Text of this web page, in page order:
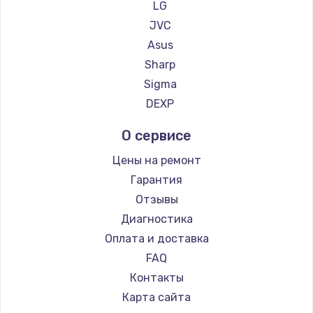
LG
JVC
Asus
Sharp
Sigma
DEXP
О сервисе
Цены на ремонт
Гарантия
Отзывы
Диагностика
Оплата и доставка
FAQ
Контакты
Карта сайта